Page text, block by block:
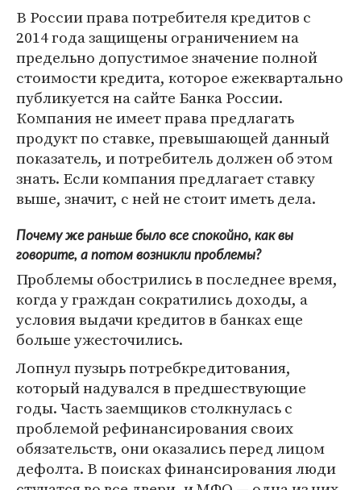
В России права потребителя кредитов с
2014 года защищены ограничением на
предельно допустимое значение полной
стоимости кредита, которое ежеквартально
публикуется на сайте Банка России.
Компания не имеет права предлагать
продукт по ставке, превышающей данный
показатель, и потребитель должен об этом
знать. Если компания предлагает ставку
выше, значит, с ней не стоит иметь дела.
Почему же раньше было все спокойно, как вы
говорите, а потом возникли проблемы?
Проблемы обострились в последнее время,
когда у граждан сократились доходы, а
условия выдачи кредитов в банках еще
больше ужесточились.
Лопнул пузырь потребкредитования,
который надувался в предшествующие
годы. Часть заемщиков столкнулась с
проблемой рефинансирования своих
обязательств, они оказались перед лицом
дефолта. В поисках финансирования люди